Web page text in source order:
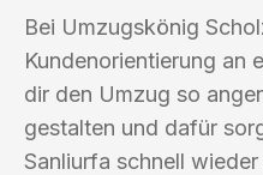
Bei Umzugskönig
Kundenorientierung an
dir den Umzug so
gestalten und dafür
Sanliurfa schnell